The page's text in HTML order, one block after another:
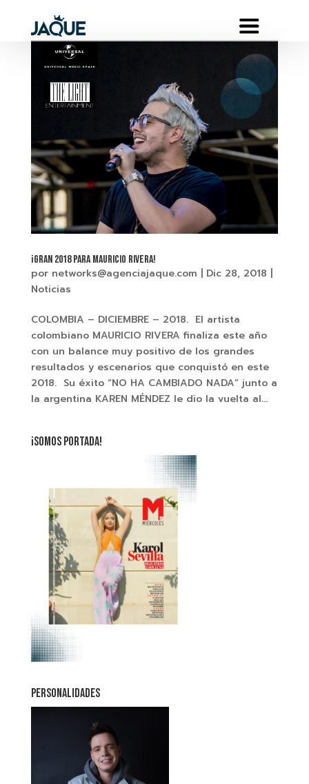
¡GRAN 2018 PARA MAURICIO RIVERA!
por networks@agenciajaque.com Dic 28, 2018
Noticias
COLOMBIA – DICIEMBRE – 2018. El artista
colombiano MAURICIO RIVERA finaliza este año
con un balance muy positivo de los grandes
resultados y escenarios que conquistó en este
2018. Su éxito “NO HA CAMBIADO NADA” junto a
la argentina KAREN MÉNDEZ le dio la vuelta al...
¡SOMOS PORTADA!
PERSONALIDADES